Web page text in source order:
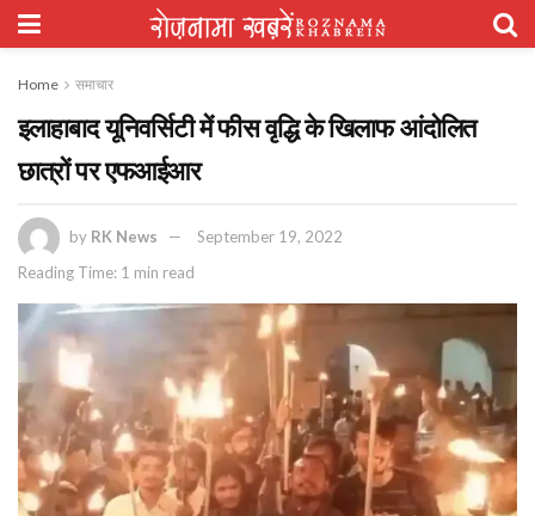
Home समाचार
इलाहाबाद यूनिवर्सिटी में फीस वृद्धि के खिलाफ आंदोलित
छात्रों पर एफआईआर
by RK News
September 19, 2022
Reading Time: 1 min read